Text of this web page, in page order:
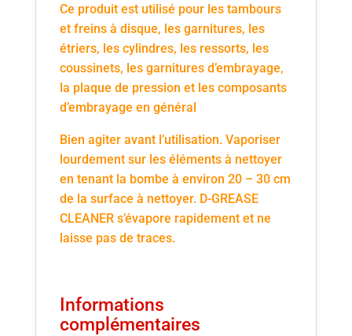
Ce produit est utilisé pour les tambours
et freins à disque, les garnitures, les
étriers, les cylindres, les ressorts, les
coussinets, les garnitures d’embrayage,
la plaque de pression et les composants
d’embrayage en général
Bien agiter avant l’utilisation. Vaporiser
lourdement sur les éléments à nettoyer
en tenant la bombe à environ 20 – 30 cm
de la surface à nettoyer. D-GREASE
CLEANER s’évapore rapidement et ne
laisse pas de traces.
Informations
complémentaires